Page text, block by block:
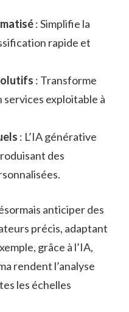
: Simplifie la
rapide et
: Transforme
services exploitable à
: L’IA générative
des
anticiper des
précis, adaptant
grâce à l’IA,
rendent l’analyse
les échelles